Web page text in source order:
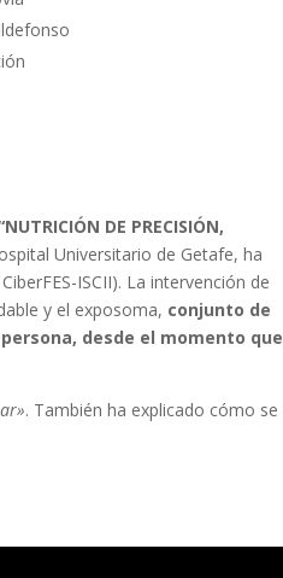
DE PRECISIÓN,
Universitario de Getafe, ha
ISCII). La intervención de
y el exposoma, conjunto de
desde el momento que
. También ha explicado cómo se